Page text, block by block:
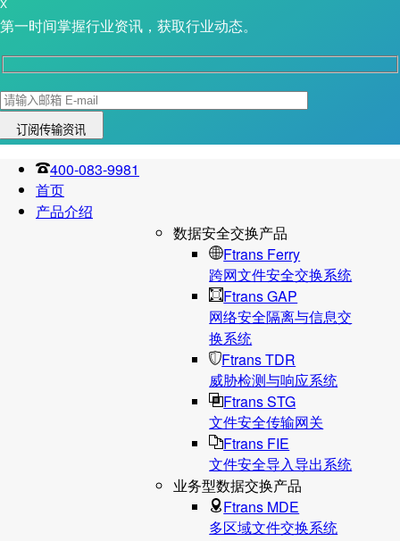
X
第一时间掌握行业资讯，获取行业动态。
400-083-9981
首页
产品介绍
数据安全交换产品
Ftrans Ferry
跨网文件安全交换系统
Ftrans GAP
网络安全隔离与信息交
换系统
Ftrans TDR
威胁检测与响应系统
Ftrans STG
文件安全传输网关
Ftrans FIE
文件安全导入导出系统
业务型数据交换产品
Ftrans MDE
多区域文件交换系统